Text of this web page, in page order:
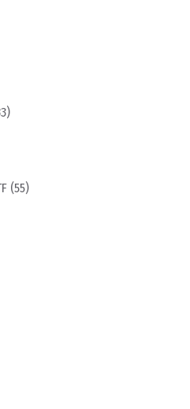
(55)